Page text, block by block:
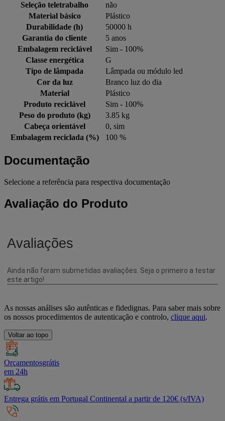
Seleção teletrabalho
não
Material básico
Plástico
Durabilidade (h)
50000 h
Garantia do cliente
5 anos
Embalagem reciclável
Sim - 100%
Classe energética
G
Tipo de lâmpada
Lâmpada ou módulo led
Cor da luz
Branco luz do dia
Material
Plástico
Produto reciclável
Sim - 100%
Peso do produto (kg)
3.85 kg
Cabeça orientável
0, sim
Embalagem reciclada (%)
100 %
Documentação
Selecione a referência para respectiva documentação
Avaliação do Produto
As nossas análises são autênticas e fidedignas. Para saber mais sobre
os nossos procedimentos de autenticação e controlo, clique aqui.
Voltar ao topo
Orçamentosgrátis
em 24h
Entrega grátis em Portugal Continental a partir de 120€ (s/IVA)